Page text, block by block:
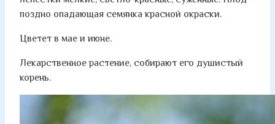
поздно опадающая семянка красной окраски.
Цветет в мае и июне.
Лекарственное растение, собирают его душистый
корень.